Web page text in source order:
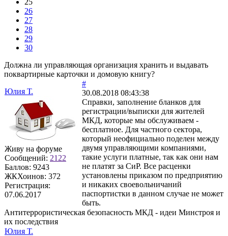
26
27
28
29
30
Должна ли управляющая организация хранить и выдавать
поквартирные карточки и домовую книгу?
Юлия Т.
Живу на форуме
Сообщений: 2122
Баллов: 9243
ЖКХоинов: 372
Регистрация:
07.06.2017
#
30.08.2018 08:43:38
Справки, заполнение бланков для
регистрации/выписки для жителей
МКД, которые мы обслуживаем -
бесплатное. Для частного сектора,
который неофициально поделен между
двумя управляющими компаниями,
такие услуги платные, так как они нам
не платят за СиР. Все расценки
установлены приказом по предприятию
и никаких своевольничаний
паспортистки в данном случае не может
быть.
Антитеррористическая безопасность МКД - идеи Минстроя и
их последствия
Юлия Т.